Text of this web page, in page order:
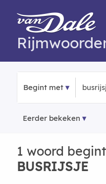
Begint met
Eerder bekeken
1 woord
BUSRIJSJE